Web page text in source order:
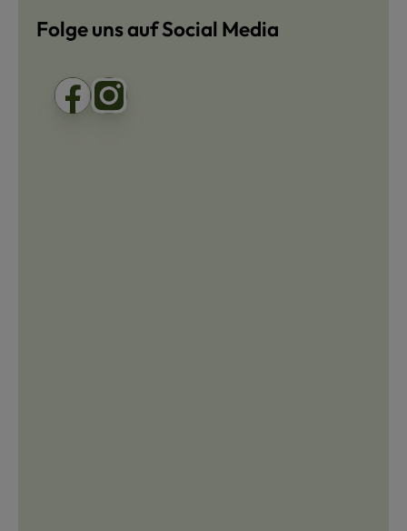
Folge uns auf Social Media